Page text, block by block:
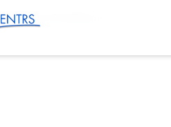
Установка ГБО Škoda